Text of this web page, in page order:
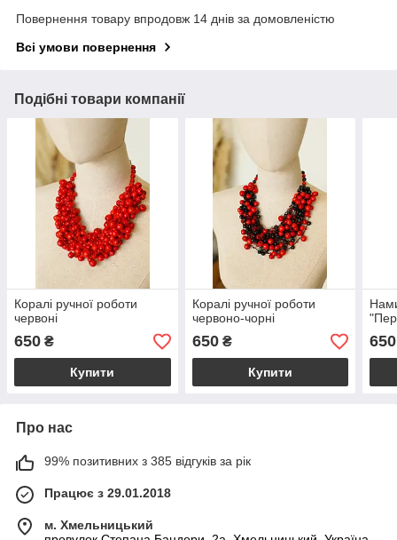
Повернення товару впродовж 14 днів за домовленістю
Всі умови повернення
Подібні товари компанії
Коралі ручної роботи
червоні
650 ₴
Купити
Коралі ручної роботи
червоно-чорні
650₴
Купити
650
Про нас
99% позитивних з 385 відгуків за рік
Працює з 29.01.2018
м. Хмельницький